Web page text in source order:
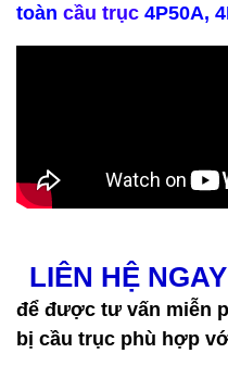
toàn cầu trục 4P50A,
LIÊN HỆ NGAY
để được tư vấn miễn
bị cầu trục phù hợp